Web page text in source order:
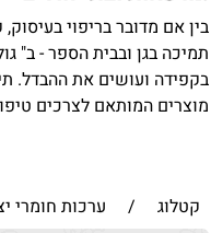
בין אם מדובר בריפוי
תמיכה בגן ובבית הספר - ב"
בקפידה ועושים את ההבדל.
מוצרים המותאם לצרכים
קטלוג / ערכות חומרי